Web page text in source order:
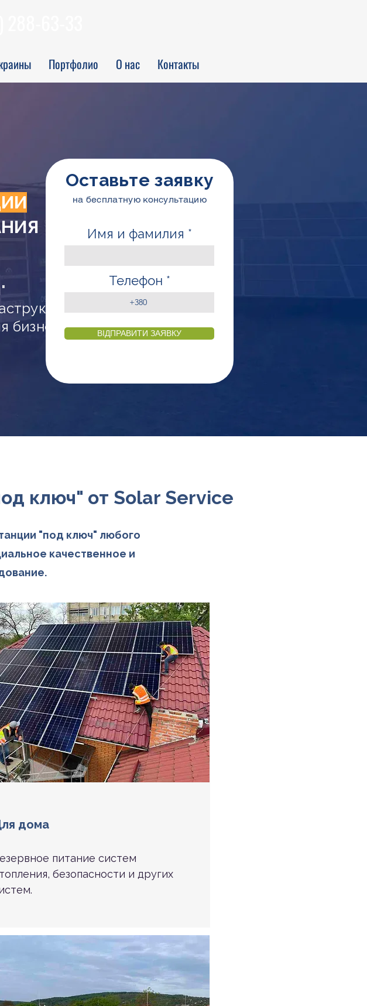
Портфолио О нас Контакты
бизнеса
Оставьте заявку
на бесплатную консультацию
Имя и фамилия
Телефон
ВІДПРАВИТИ ЗАЯВКУ
ключ" от Solar Service
"под ключ" любого
качественное и
дома
питание систем
безопасности и других